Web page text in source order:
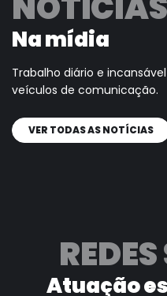
Na mídia
Trabalho diário e
veículos de comunicação.
VER TODAS AS NOTÍCIAS
Atuação